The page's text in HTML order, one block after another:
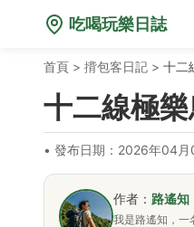
吃喝玩樂日誌
首頁 > 揹包客日記 > 十二
十二線極
• 發布日期：2026年04月
作者： 路遙知
我是路遙知，一